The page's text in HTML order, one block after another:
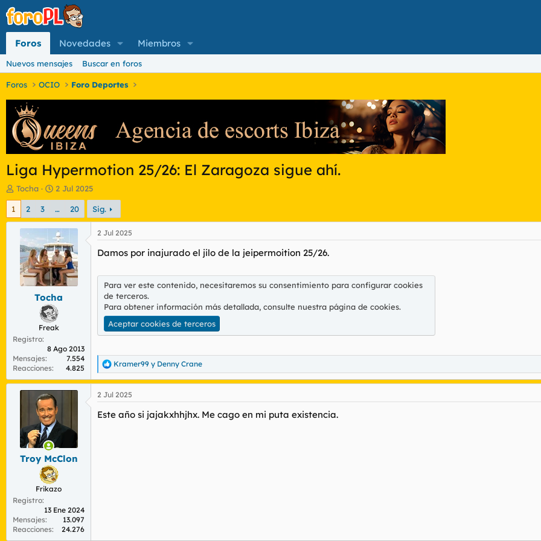
Foros Novedades Miembros
Nuevos mensajes Buscar en foros
Foros OCIO Foro Deportes
Liga Hypermotion 25/26: El Zaragoza sigue ahí.
I
n
c
d
o
d
m
Tocha
F
e
c
h
a
d
e
i
n
i
c
i
o
2 Jul 2025
1 2 3 … 20 Sig.
Tocha
Freak
Registro
8 Ago 2013
Mensajes
7.554
Reacciones
4.825
2 Jul 2025
Damos por inajurado el jilo de la jeipermoition 25/26.
Para ver este contenido, necesitaremos su consentimiento para configurar cookies
de terceros.
Para obtener información más detallada, consulte nuestra página de cookies.
Aceptar cookies de terceros
R
e
a
c
i
Kramer99 y Denny Crane
Troy McClon
Frikazo
Registro
13 Ene 2024
Mensajes
13.097
Reacciones
24.276
2 Jul 2025
Este año si jajakxhhjhx. Me cago en mi puta existencia.